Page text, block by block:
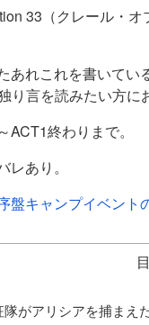
33（クレール・
あれこれを書いて
り言を読みたい方に
終わりまで。
あり。
盤キャンプイベント
がアリシアを捕まえ